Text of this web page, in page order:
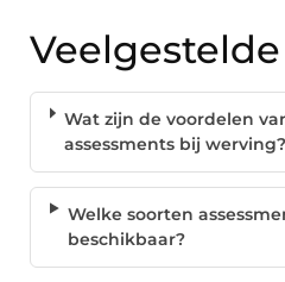
Wat zijn de voordelen
assessments bij werving?
Welke soorten
beschikbaar?